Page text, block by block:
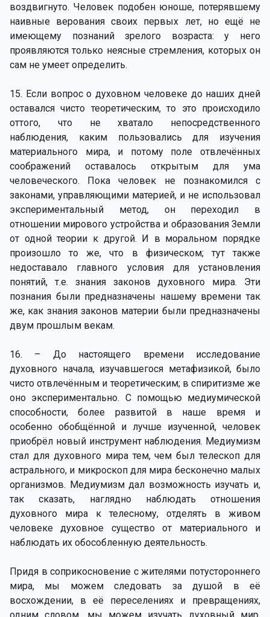
воздвигнуто. Человек подобен юноше, потерявшему
наивные верования своих первых лет, но ещё не
имеющему познаний зрелого возраста: у него
проявляются только неясные стремления, которых он
сам не умеет определить.
15. Если вопрос о духовном человеке до наших дней
оставался чисто теоретическим, то это происходило
оттого, что не хватало непосредственного
наблюдения, каким пользовались для изучения
материального мира, и потому поле отвлечённых
соображений оставалось открытым для ума
человеческого. Пока человек не познакомился с
законами, управляющими материей, и не использовал
экспериментальный метод, он переходил в
отношении мирового устройства и образования Земли
от одной теории к другой. И в моральном порядке
произошло то же, что в физическом; тут также
недоставало главного условия для установления
понятий, т.е. знания законов духовного мира. Эти
познания были предназначены нашему времени так
же, как знания законов материи были предназначены
двум прошлым векам.
16. – До настоящего времени исследование
духовного начала, изучавшегося метафизикой, было
чисто отвлечённым и теоретическим; в спиритизме же
оно экспериментально. С помощью медиумической
способности, более развитой в наше время и
особенно обобщённой и лучше изученной, человек
приобрёл новый инструмент наблюдения. Медиумизм
стал для духовного мира тем, чем был телескоп для
астрального, и микроскоп для мира бесконечно малых
организмов. Медиумизм дал возможность изучать и,
так сказать, наглядно наблюдать отношения
духовного мира к телесному, отделять в живом
человеке духовное существо от материального и
наблюдать их обособленную деятельность.
Придя в соприкосновение с жителями потустороннего
мира, мы можем следовать за душой в её
восхождении, в её переселениях и превращениях,